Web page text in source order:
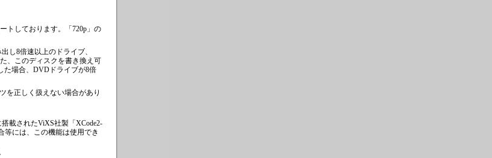
トしております。「720p」の
し8倍速以上のドライブ、
、このディスクを書き換え可
た場合、DVDドライブが8倍
を正しく扱えない場合があり
載されたViXS社製「XCode2-
等には、この機能は使用でき